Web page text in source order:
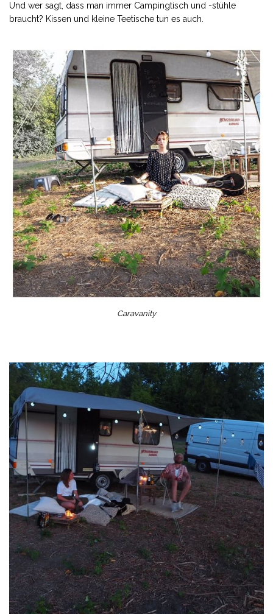
Und wer sagt, dass man immer Campingtisch und -stühle
braucht? Kissen und kleine Teetische tun es auch.
Caravanity